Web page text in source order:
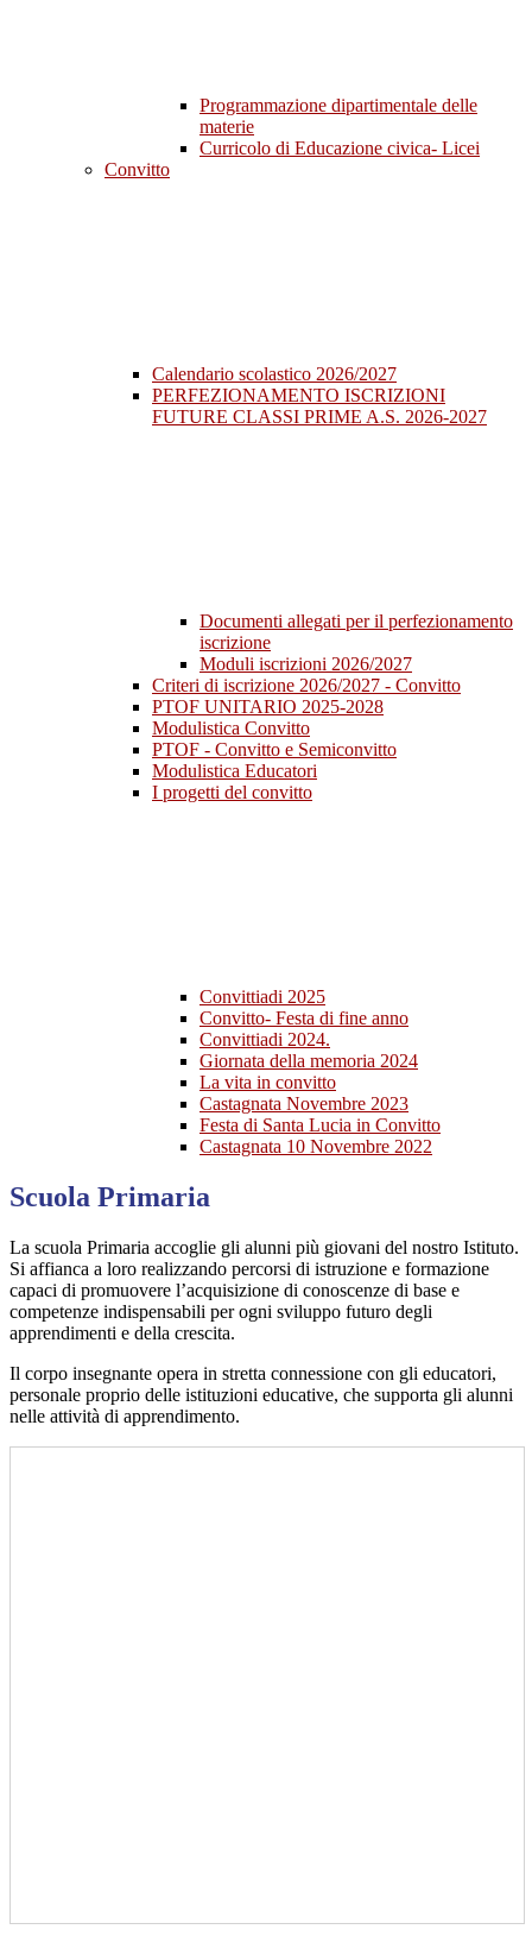
Programmazione dipartimentale delle
materie
Curricolo di Educazione civica- Licei
Convitto
Calendario scolastico 2026/2027
PERFEZIONAMENTO ISCRIZIONI
FUTURE CLASSI PRIME A.S. 2026-2027
Documenti allegati per il perfezionamento
iscrizione
Moduli iscrizioni 2026/2027
Criteri di iscrizione 2026/2027 - Convitto
PTOF UNITARIO 2025-2028
Modulistica Convitto
PTOF - Convitto e Semiconvitto
Modulistica Educatori
I progetti del convitto
Convittiadi 2025
Convitto- Festa di fine anno
Convittiadi 2024.
Giornata della memoria 2024
La vita in convitto
Castagnata Novembre 2023
Festa di Santa Lucia in Convitto
Castagnata 10 Novembre 2022
Scuola Primaria
La scuola Primaria accoglie gli alunni più giovani del nostro Istituto.
Si affianca a loro realizzando percorsi di istruzione e formazione
capaci di promuovere l’acquisizione di conoscenze di base e
competenze indispensabili per ogni sviluppo futuro degli
apprendimenti e della crescita.
Il corpo insegnante opera in stretta connessione con gli educatori,
personale proprio delle istituzioni educative, che supporta gli alunni
nelle attività di apprendimento.